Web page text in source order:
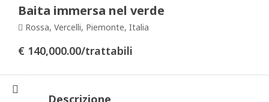
Baita immersa nel verde
Rossa, Vercelli, Piemonte, Italia
€ 140,000.00/trattabili
Descrizione